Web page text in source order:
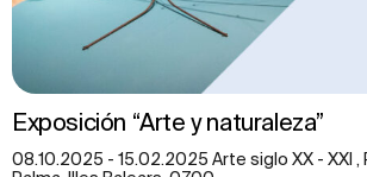
Exposición “Arte y naturaleza”
08.10.2025 - 15.02.2025 Arte siglo XX - XXI ,